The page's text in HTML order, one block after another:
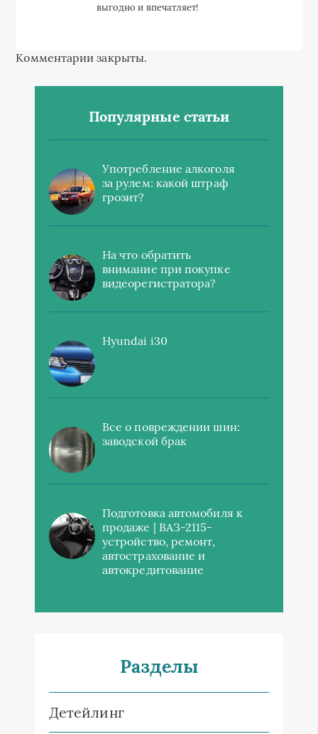
выгодно и впечатляет!
Комментарии закрыты.
Популярные статьи
Употребление алкоголя
за рулем: какой штраф
грозит?
На что обратить
внимание при покупке
видеорегистратора?
Hyundai i30
Все о повреждении шин:
заводской брак
Подготовка автомобиля к
продаже | ВАЗ-2115-
устройство, ремонт,
автострахование и
автокредитование
Разделы
Детейлинг